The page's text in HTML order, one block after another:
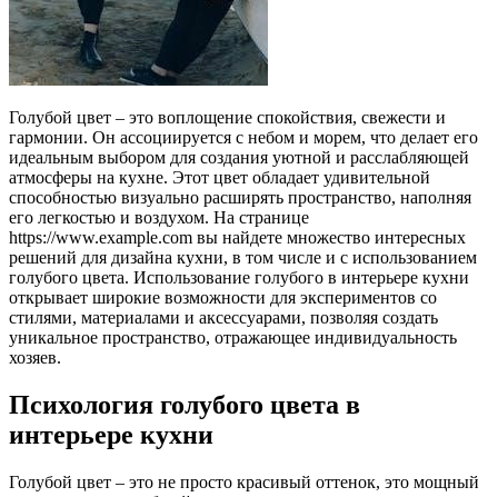
Голубой цвет – это воплощение спокойствия, свежести и
гармонии. Он ассоциируется с небом и морем, что делает его
идеальным выбором для создания уютной и расслабляющей
атмосферы на кухне. Этот цвет обладает удивительной
способностью визуально расширять пространство, наполняя
его легкостью и воздухом. На странице
https://www.example.com вы найдете множество интересных
решений для дизайна кухни, в том числе и с использованием
голубого цвета. Использование голубого в интерьере кухни
открывает широкие возможности для экспериментов со
стилями, материалами и аксессуарами, позволяя создать
уникальное пространство, отражающее индивидуальность
хозяев.
Психология голубого цвета в
интерьере кухни
Голубой цвет – это не просто красивый оттенок, это мощный